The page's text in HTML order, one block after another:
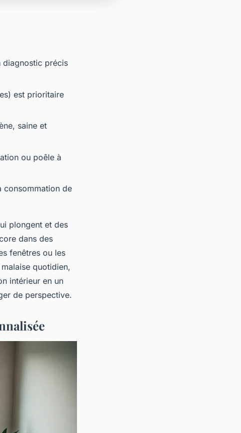
diagnostic précis
est prioritaire
saine et
ou poêle à
consommation de
plongent et des
dans des
fenêtres ou les
quotidien,
intérieur en un
de perspective.